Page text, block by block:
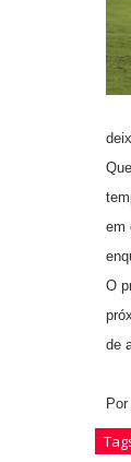
em
O
de